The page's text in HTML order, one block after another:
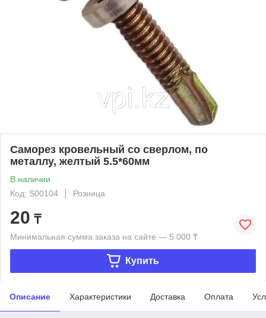
Саморез кровельный со сверлом, по
металлу, желтый 5.5*60мм
В наличии
Код: S00104
Розница
20 ₸
Минимальная сумма заказа на сайте — 5 000 ₸
Купить
Описание Характеристики Доставка Оплата